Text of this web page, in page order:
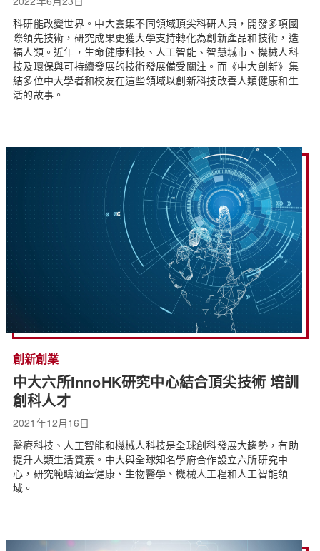
科研能改變世界。中大雲集不同領域頂尖科研人員，開發多項國
際領先技術，研究成果更獲大學支持轉化為創新產品和技術，造
福人類。近年，生命健康科技、人工智能、智慧城市、機械人科
技及環保與可持續發展的技術發展備受關注。而《中大創新》集
結多位中大學者和校友在這些領域以創新科技改善人類健康和生
活的故事。
創新創業
中大六所InnoHK研究中心結合頂尖技術 培訓
創科人才
2021年12月16日
醫療科技、人工智能和機械人科技是全球創科發展大趨勢，有助
提升人類生活質素。中大與全球知名學府合作設立六所研究中
心，研究範疇涵蓋健康、生物醫學、機械人工程和人工智能領
域。